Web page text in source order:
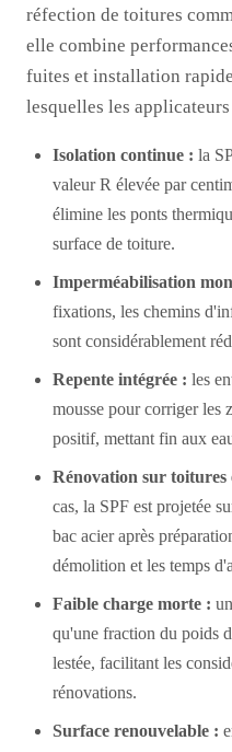
réfection de toitures
elle combine
fuites et installation
lesquelles les
Isolation continue : la
valeur R élevée par
élimine les ponts
surface de toiture.
Imperméabilisation
fixations, les chemins
sont considérablement
Repente intégrée : les
mousse pour corriger les
positif, mettant fin aux
Rénovation sur toitures
cas, la SPF est projetée
bac acier après
démolition et les temps
Faible charge morte :
qu'une fraction du poids
lestée, facilitant les
rénovations.
Surface renouvelable :